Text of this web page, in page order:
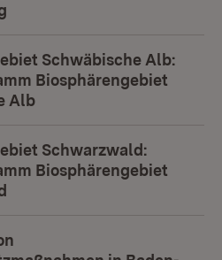
Schwäbische Alb:
Biosphärengebiet
Alb
Schwarzwald:
Biosphärengebiet